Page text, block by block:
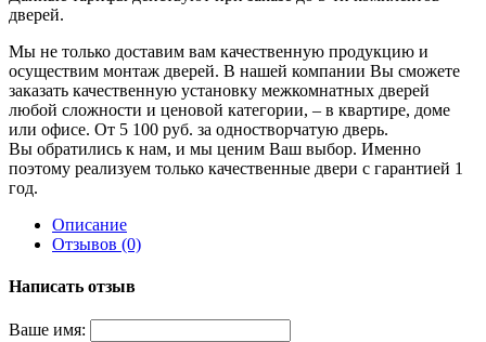
дверей.
Мы не только доставим вам качественную продукцию и
осуществим монтаж дверей. В нашей компании Вы сможете
заказать качественную установку межкомнатных дверей
любой сложности и ценовой категории, – в квартире, доме
или офисе. От 5 100 руб. за одностворчатую дверь.
Вы обратились к нам, и мы ценим Ваш выбор. Именно
поэтому реализуем только качественные двери с гарантией 1
год.
Описание
Отзывов (0)
Написать отзыв
Ваше имя: